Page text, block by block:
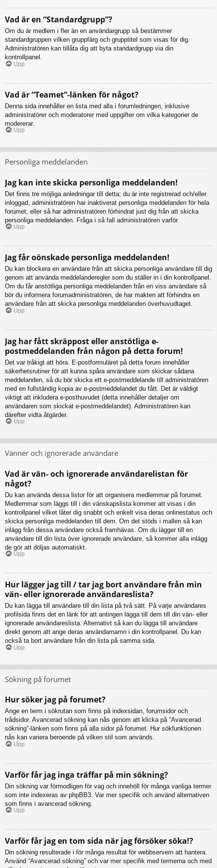
Vad är en “Standardgrupp”?
Om du är medlem i fler än en användargrupp så bestämmer
standardgruppen vilken gruppfärg och grupptitel som visas för dig.
Administratören kan tillåta dig att byta standardgrupp via din
kontrollpanel.
Upp
Vad är “Teamet”-länken för något?
Denna sida innehåller en lista med alla i forumledningen, inklusive
administratörer och moderatorer med uppgifter om vilka kategorier de
modererar.
Upp
Personliga meddelanden
Jag kan inte skicka personliga meddelanden!
Det finns tre möjliga anledningar till detta; du är inte registrerad och/eller
inloggad, administratören har inaktiverat personliga meddelanden för hela
forumet, eller så har administratören förhindrat just dig från att skicka
personliga meddelanden. Fråga i så fall administratören varför.
Upp
Jag får oönskade personliga meddelanden!
Du kan blockera en användare från att skicka personliga användare till dig
genom att använda meddelanderegler som du ställer in i din kontrollpanel.
Om du får anstötliga personliga meddelanden från en viss användare så
bör du informera forumadministratören, de har makten att förhindra en
användare från att skicka personliga meddelanden överhuvudtaget.
Upp
Jag har fått skräppost eller anstötliga e-
postmeddelanden från någon på detta forum!
Det var tråkigt att höra. E-postformuläret på detta forum innehåller
säkerhetsrutiner för att kunna spåra användare som skickar sådana
meddelanden, så du bör skicka ett e-postmeddelande till administratören
med en fullständig kopia av e-postmeddelandet du fått. Det är väldigt
viktigt att inkludera e-posthuvudet (detta innehåller detaljer om
användaren som skickat e-postmeddelandet). Administratören kan
därefter vidta åtgärder.
Upp
Vänner och ignorerade användare
Vad är vän- och ignorerade användarelistan för
något?
Du kan använda dessa listor för att organisera medlemmar på forumet.
Medlemmar som läggs till i din vänskapslista kommer att visas i din
kontrollpanel vilket låter dig snabbt och enkelt visa deras onlinestatus och
skicka personliga meddelanden till dem. Om det stöds i mallen så kan
inlägg från dessa användare också framhävas. Om du lägger till en
användare till din lista över ignorerade användare, så kommer alla inlägg
de gör att döljas automatiskt.
Upp
Hur lägger jag till / tar jag bort användare från min
vän- eller ignorerade användareslista?
Du kan lägga till användare till din lista på två sätt. På varje användares
profilsida finns det en länk för att antingen lägga till dem till din vän- eller
ignorerade användareslista. Alternativt så kan du lägga till användare
direkt genom att ange deras användarnamn i din kontrollpanel. Du kan
också ta bort användare från din lista på samma sida.
Upp
Sökning på forumet
Hur söker jag på forumet?
Ange en term i sökrutan som finns på indexsidan, forumsidor och
trådsidor. Avancerad sökning kan nås genom att klicka på “Avancerad
sökning”-länken som finns på alla sidor på forumet. Hur sökfunktionen
nås kan variera beroende på vilken stil som används.
Upp
Varför får jag inga träffar på min sökning?
Din sökning var förmodligen för vag och innehöll för många vanliga termer
som inte indexeras av phpBB3. Var mer specifik och använd alternativen
som finns i avancerad sökning.
Upp
Varför får jag en tom sida när jag försöker söka!?
Din sökning resulterade i för många resultat för webbservern att hantera.
Använd “Avancerad sökning” och var mer specifik med termerna och med